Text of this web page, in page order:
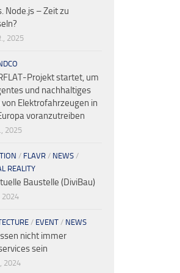
Node.js – Zeit zu
2025
Projekt startet, um
und nachhaltiges
von Elektrofahrzeugen in
voranzutreiben
2025
/ FLAVR / NEWS /
REALITY
Baustelle (DiviBau)
2024
/ EVENT / NEWS
nicht immer
sein
2024